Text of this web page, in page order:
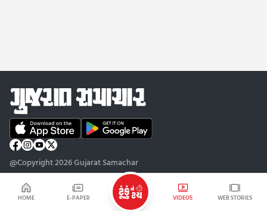
HOME E-PAPER VIDEOS WEB STORIES
@Copyright 2026 Gujarat Samachar